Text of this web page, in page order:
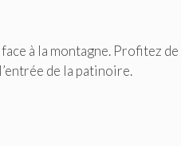
face à la montagne. Profitez de
de la patinoire.